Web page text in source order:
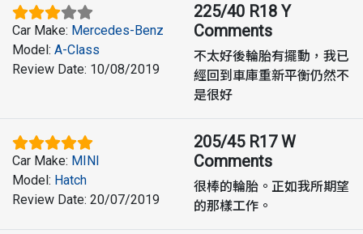
Car Make: Mercedes-Benz
Model: A-Class
Review Date: 10/08/2019
225/40 R18 Y
Comments
不太好後輪胎有擺動，我已
經回到車庫重新平衡仍然不
是很好
Car Make: MINI
Model: Hatch
Review Date: 20/07/2019
205/45 R17 W
Comments
很棒的輪胎。正如我所期望
的那樣工作。